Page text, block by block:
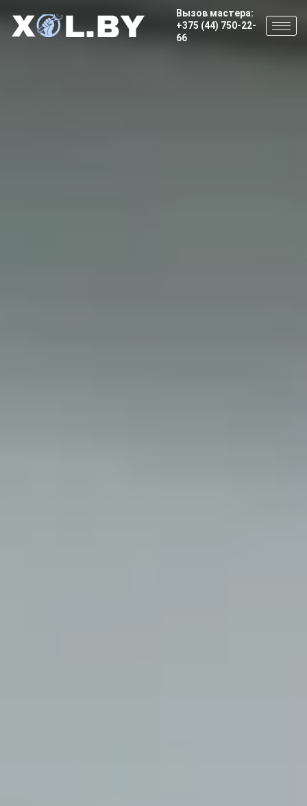
Вызов мастера:
+375 (44) 750-22-
66